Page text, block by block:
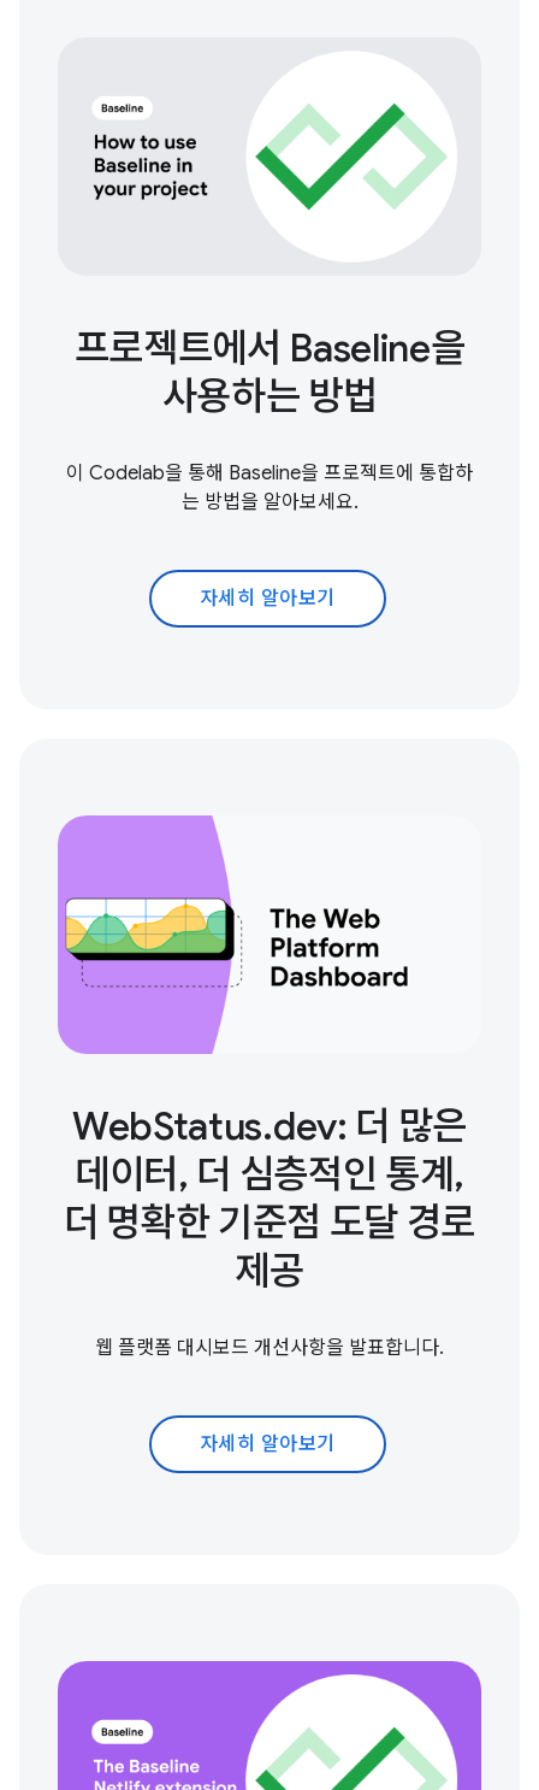
프로젝트에서 Baseline을
사용하는 방법
이 Codelab을 통해 Baseline을 프로젝트에 통합하
는 방법을 알아보세요.
자세히 알아보기
WebStatus.dev: 더 많은
데이터, 더 심층적인 통계,
더 명확한 기준점 도달 경로
제공
웹 플랫폼 대시보드 개선사항을 발표합니다.
자세히 알아보기